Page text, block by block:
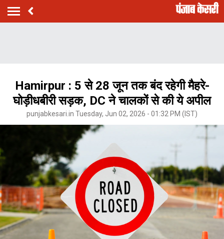
Hamirpur : 5 से 28 जून तक बंद रहेगी मैहरे-
घोड़ीधबीरी सड़क, DC ने चालकों से की ये अपील
punjabkesari.in Tuesday, Jun 02, 2026 - 01:32 PM (IST)